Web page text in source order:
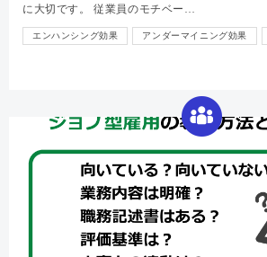
に大切です。 従業員のモチベー…
エンハンシング効果 アンダーマイニング効果